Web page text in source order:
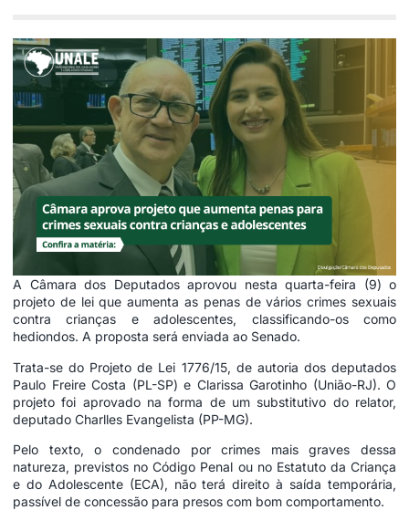
A Câmara dos Deputados aprovou nesta quarta-feira (9) o
projeto de lei que aumenta as penas de vários crimes sexuais
contra crianças e adolescentes, classificando-os como
hediondos. A proposta será enviada ao Senado.
Trata-se do Projeto de Lei 1776/15, de autoria dos deputados
Paulo Freire Costa (PL-SP) e Clarissa Garotinho (União-RJ). O
projeto foi aprovado na forma de um substitutivo do relator,
deputado Charlles Evangelista (PP-MG).
Pelo texto, o condenado por crimes mais graves dessa
natureza, previstos no Código Penal ou no Estatuto da Criança
e do Adolescente (ECA), não terá direito à saída temporária,
passível de concessão para presos com bom comportamento.